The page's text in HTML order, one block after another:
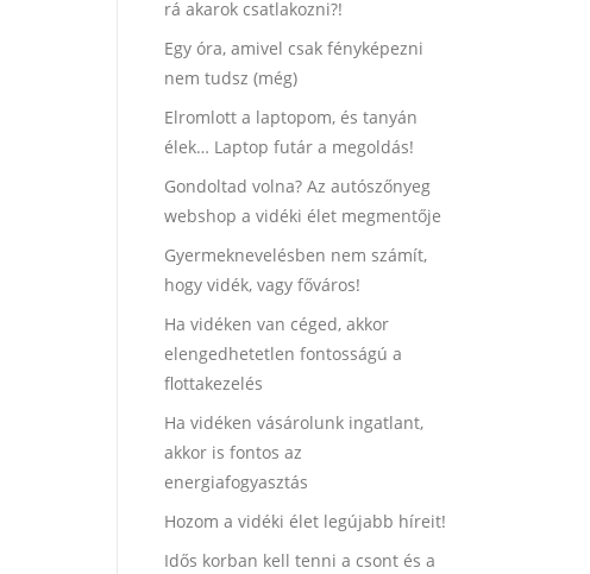
rá akarok csatlakozni?!
Egy óra, amivel csak fényképezni
nem tudsz (még)
Elromlott a laptopom, és tanyán
élek… Laptop futár a megoldás!
Gondoltad volna? Az autószőnyeg
webshop a vidéki élet megmentője
Gyermeknevelésben nem számít,
hogy vidék, vagy főváros!
Ha vidéken van céged, akkor
elengedhetetlen fontosságú a
flottakezelés
Ha vidéken vásárolunk ingatlant,
akkor is fontos az
energiafogyasztás
Hozom a vidéki élet legújabb híreit!
Idős korban kell tenni a csont és a